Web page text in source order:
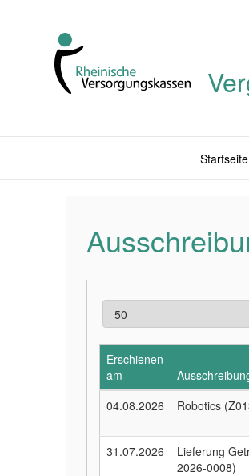
Startseite
Erschienen
am
04.08.2026
Robotics
31.07.2026
Lieferung
2026-0008)